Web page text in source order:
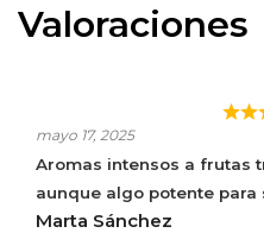
Valoraciones
mayo 17, 2025
Aromas intensos a frutas
aunque algo potente para
Marta Sánchez